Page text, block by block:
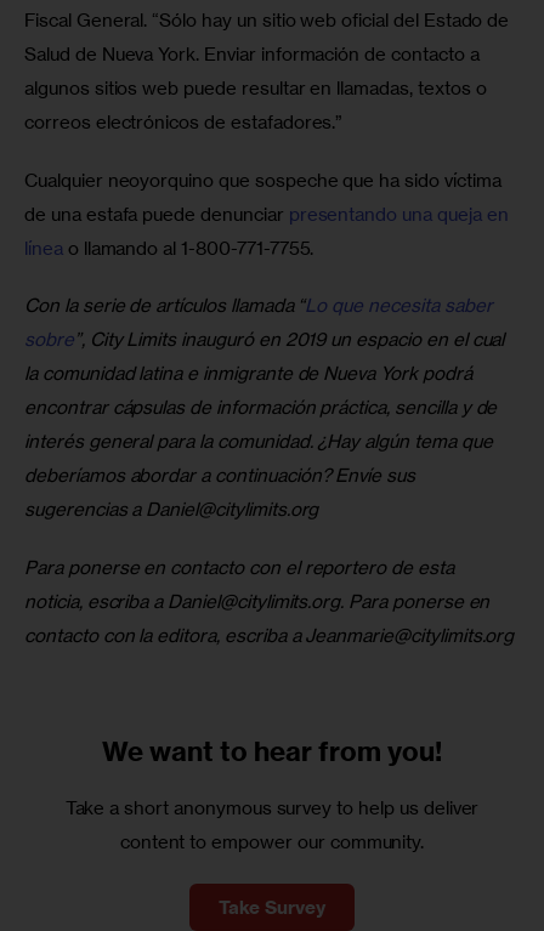
Fiscal General. “Sólo hay un sitio web oficial del Estado de
Salud de Nueva York. Enviar información de contacto a
algunos sitios web puede resultar en llamadas, textos o
correos electrónicos de estafadores.”
Cualquier neoyorquino que sospeche que ha sido víctima
de una estafa puede denunciar presentando una queja en
línea o llamando al 1-800-771-7755.
Con la serie de artículos llamada “Lo que necesita saber
sobre”, City Limits inauguró en 2019 un espacio en el cual
la comunidad latina e inmigrante de Nueva York podrá
encontrar cápsulas de información práctica, sencilla y de
interés general para la comunidad. ¿Hay algún tema que
deberíamos abordar a continuación? Envíe sus
sugerencias a Daniel@citylimits.org
Para ponerse en contacto con el reportero de esta
noticia, escriba a Daniel@citylimits.org. Para ponerse en
contacto con la editora, escriba a Jeanmarie@citylimits.org
We want to hear from you!
Take a short anonymous survey to help us deliver
content to empower our community.
Take Survey